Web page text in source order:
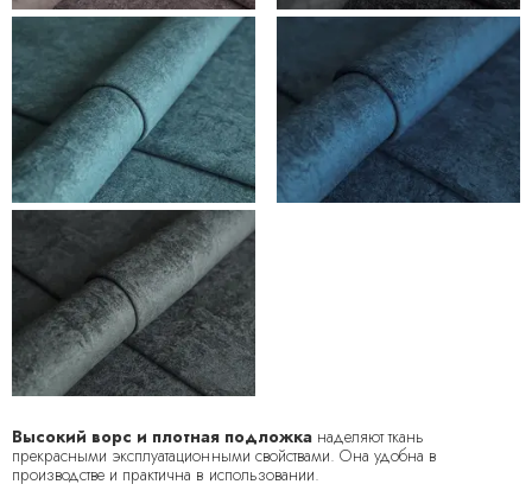
Высокий ворс и плотная подложканаделяют ткань
прекрасными эксплуатационными свойствами. Она удобна в
производстве и практична в использовании.